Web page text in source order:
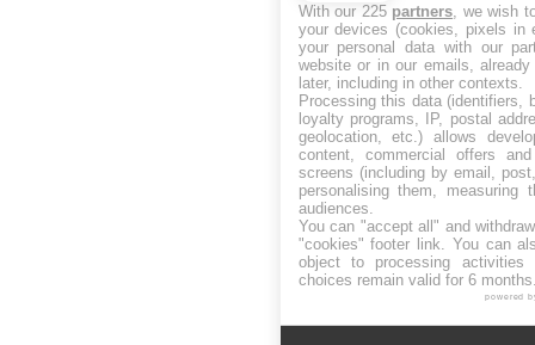
With our 225 partners , we wish
your devices (cookies, pixels in
your personal data with our
website or in our emails,
later, including in other contexts.
Processing this data (identifiers,
loyalty programs, IP, postal
geolocation, etc.) allows
content, commercial offers
screens (including by email,
personalising them, measuring
audiences.
You can "accept all" and
"cookies" footer link . You can
object to processing
choices remain valid for 6
powered